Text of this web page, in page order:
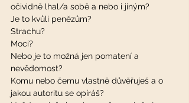
očividně lhal/a sobě a nebo i jiným?
Je to kvůli penězům?
Strachu?
Moci?
Nebo je to možná jen pomatení a
nevědomost?
Komu nebo čemu vlastně důvěřuješ a o
jakou autoritu se opíráš?